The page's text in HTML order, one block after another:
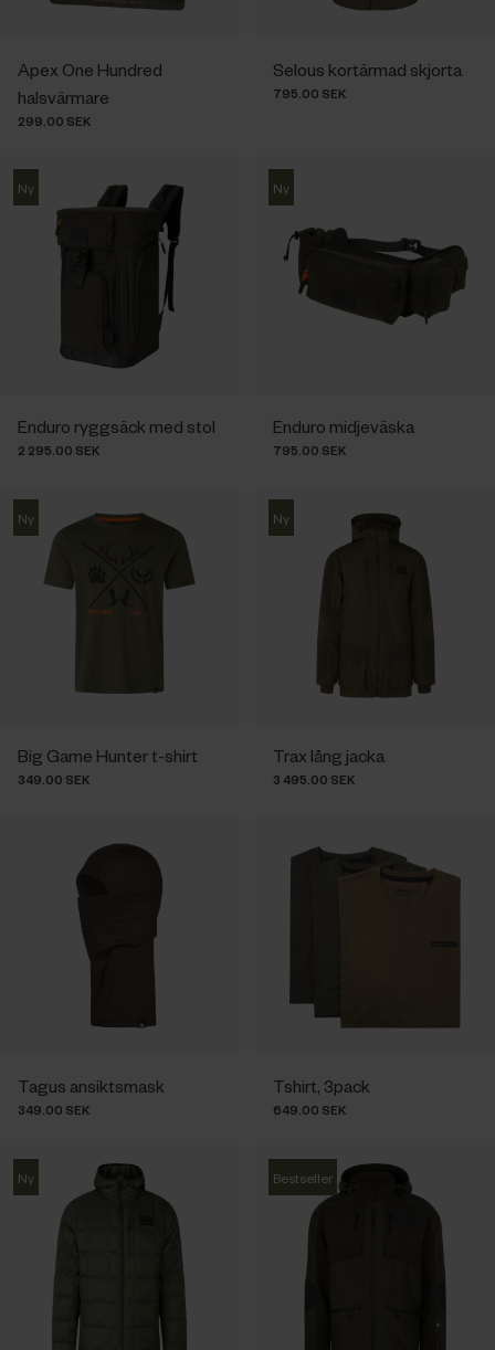
Apex One Hundred
halsvärmare
299.00 SEK
Selous kortärmad skjorta
795.00 SEK
Ny
Enduro ryggsäck med stol
2 295.00 SEK
Ny
Enduro midjeväska
795.00 SEK
Ny
Big Game Hunter t-shirt
349.00 SEK
Ny
Trax lång jacka
3 495.00 SEK
Tagus ansiktsmask
349.00 SEK
Tshirt, 3pack
649.00 SEK
Ny Bestseller